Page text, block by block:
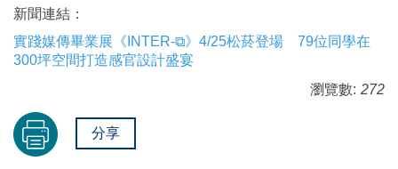
新聞連結：
實踐媒傳畢業展《INTER-⧉》4/25松菸登場 79位同學在
300坪空間打造感官設計盛宴
瀏覽數: 272
分享